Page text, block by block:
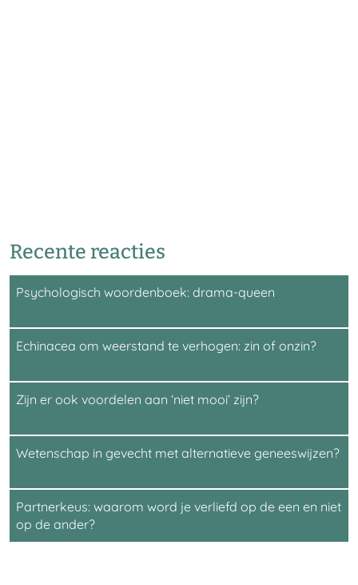
Recente reacties
Psychologisch woordenboek: drama-queen
Echinacea om weerstand te verhogen: zin of onzin?
Zijn er ook voordelen aan ‘niet mooi’ zijn?
Wetenschap in gevecht met alternatieve geneeswijzen?
Partnerkeus: waarom word je verliefd op de een en niet
op de ander?